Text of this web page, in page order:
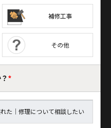
補修工事
その他
*
た｜修理について相談したい